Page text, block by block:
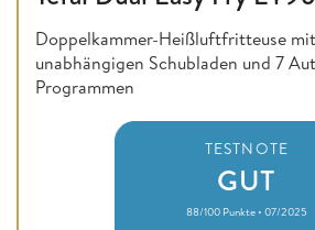
Doppelkammer-Heißluftfritteuse
unabhängigen Schubladen und 7
Programmen
TESTNOTE
GUT
88/100 Punkte • 07/2025